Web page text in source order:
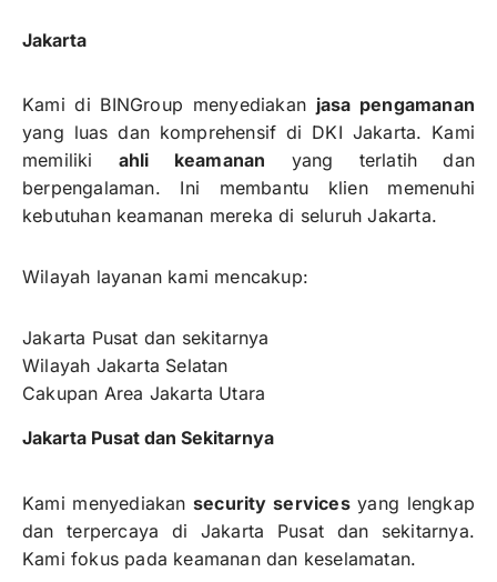
Jakarta
Kami di BINGroup menyediakan jasa pengamanan
yang luas dan komprehensif di DKI Jakarta. Kami
memiliki ahli keamanan yang terlatih dan
berpengalaman. Ini membantu klien memenuhi
kebutuhan keamanan mereka di seluruh Jakarta.
Wilayah layanan kami mencakup:
Jakarta Pusat dan sekitarnya
Wilayah Jakarta Selatan
Cakupan Area Jakarta Utara
Jakarta Pusat dan Sekitarnya
Kami menyediakansecurity servicesyang lengkap
dan terpercaya di Jakarta Pusat dan sekitarnya.
Kami fokus pada keamanan dan keselamatan.